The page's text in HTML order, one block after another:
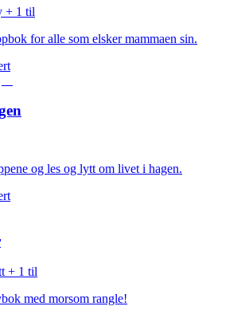
+ 1 til
for alle som elsker mammaen sin.
og les og lytt om livet i hagen.
+ 1 til
med morsom rangle!